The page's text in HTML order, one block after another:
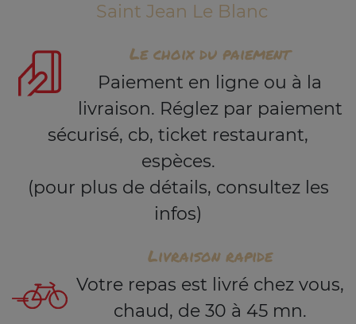
Saint Jean Le Blanc
Le choix du paiement
Paiement en ligne ou à la
livraison. Réglez par paiement
sécurisé, cb, ticket restaurant,
espèces.
(pour plus de détails, consultez les
infos)
Livraison rapide
Votre repas est livré chez vous,
chaud, de 30 à 45 mn.